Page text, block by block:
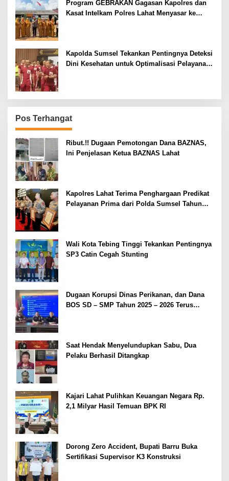
Program GEBRAKAN Gagasan Kapolres dan
Kasat Intelkam Polres Lahat Menyasar ke
Kapolda Sumsel Tekankan Pentingnya Deteksi
Dini Kesehatan untuk Optimalisasi Pelayanan
Pos Terhangat
Ribut.!! Dugaan Pemotongan Dana BAZNAS,
Ini Penjelasan Ketua BAZNAS Lahat
Kapolres Lahat Terima Penghargaan Predikat
Pelayanan Prima dari Polda Sumsel Tahun
Wali Kota Tebing Tinggi Tekankan Pentingnya
SP3 Catin Cegah Stunting
Dugaan Korupsi Dinas Perikanan, dan Dana
BOS SD – SMP Tahun 2025 – 2026 Terus
Saat Hendak Menyelundupkan Sabu, Dua
Pelaku Berhasil Ditangkap
Kajari Lahat Pulihkan Keuangan Negara Rp.
2,1 Milyar Hasil Temuan BPK RI
Dorong Zero Accident, Bupati Barru Buka
Sertifikasi Supervisor K3 Konstruksi